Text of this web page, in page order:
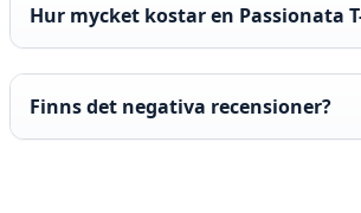
Hur mycket kostar en Passionata
Finns det negativa recensioner?